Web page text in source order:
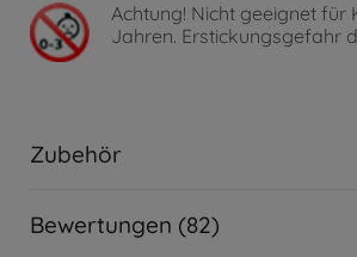
Achtung! Nicht geeignet für
Jahren. Erstickungsgefahr
Zubehör
Bewertungen (82)